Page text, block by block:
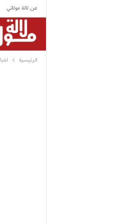
عن لالة مولاتي
الرئيسية